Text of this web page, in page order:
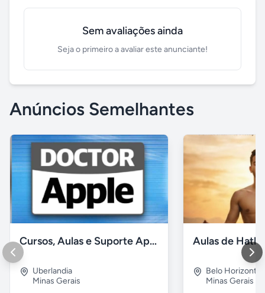
Sem avaliações ainda
Seja o primeiro a avaliar este anunciante!
Anúncios Semelhantes
Cursos, Aulas e Suporte Apple - Básico e Avançado
Uberlandia
Minas Gerais
Belo Horizonte
Minas Gerais